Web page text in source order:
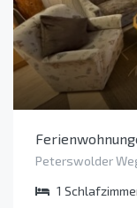
Peterswolder
1